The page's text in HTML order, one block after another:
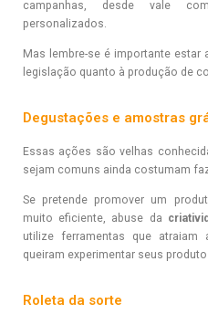
campanhas, desde vale
personalizados.
Mas lembre-se é importante
legislação quanto à produção de
Degustações e amostras
Essas ações são velhas
sejam comuns ainda costumam
Se pretende promover um
muito eficiente, abuse da
utilize ferramentas que
queiram experimentar seus
Roleta da sorte